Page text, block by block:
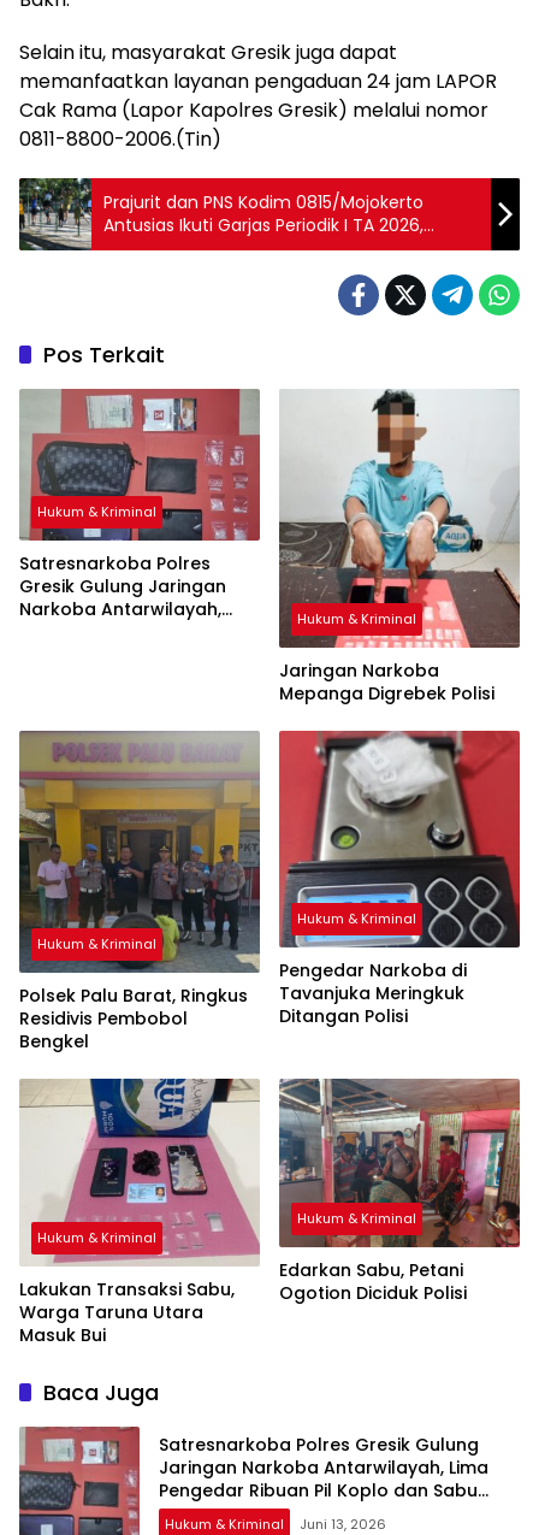
Selain itu, masyarakat Gresik juga dapat
memanfaatkan layanan pengaduan 24 jam LAPOR
Cak Rama (Lapor Kapolres Gresik) melalui nomor
0811-8800-2006.(Tin)
Prajurit dan PNS Kodim 0815/Mojokerto
Antusias Ikuti Garjas Periodik I TA 2026,
Wujudkan Fisik Prima dan Profesionalisme
Pos Terkait
Hukum & Kriminal
Satresnarkoba Polres
Gresik Gulung Jaringan
Narkoba Antarwilayah,
Hukum & Kriminal
Jaringan Narkoba
Mepanga Digrebek Polisi
Hukum & Kriminal
Polsek Palu Barat, Ringkus
Residivis Pembobol
Bengkel
Hukum & Kriminal
Pengedar Narkoba di
Tavanjuka Meringkuk
Ditangan Polisi
Hukum & Kriminal
Lakukan Transaksi Sabu,
Warga Taruna Utara
Masuk Bui
Hukum & Kriminal
Edarkan Sabu, Petani
Ogotion Diciduk Polisi
Baca Juga
Satresnarkoba Polres Gresik Gulung
Jaringan Narkoba Antarwilayah, Lima
Pengedar Ribuan Pil Koplo dan Sabu
Disikat
Hukum & Kriminal Juni 13, 2026